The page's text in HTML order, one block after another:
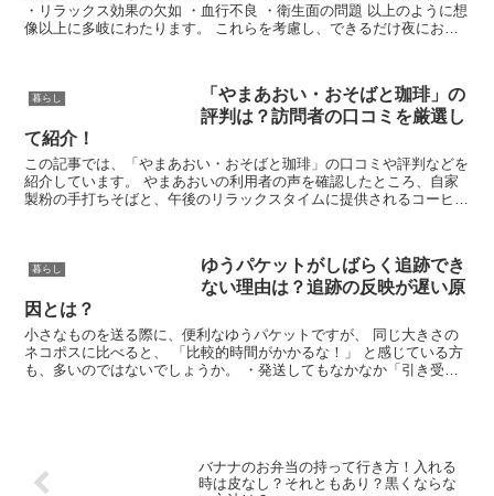
・リラックス効果の欠如 ・血行不良 ・衛生面の問題 以上のように想
像以上に多岐にわたります。 これらを考慮し、できるだけ夜にお風
適な睡眠と清潔を保つためのヒントをお届けしますので、ぜひチェッ
暮らし
「やまあおい・おそばと珈琲」の
評判は？訪問者の口コミを厳選し
て紹介！
この記事では、「やまあおい・おそばと珈琲」の口コミや評判などを
紹介しています。 やまあおいの利用者の声を確認したところ、自家
製粉の手打ちそばと、午後のリラックスタイムに提供されるコーヒー
暮らし
ゆうパケットがしばらく追跡でき
ない理由は？追跡の反映が遅い原
因とは？
小さなものを送る際に、便利なゆうパケットですが、 同じ大きさの
ネコポスに比べると、 「比較的時間がかかるな！」 と感じている方
も、多いのではないでしょうか。 ・発送してもなかなか「引き受
の郵便局に到着し、 そこでデーターの更新をすると「到着」となる
のです。 なので、郵便局が忙しい時期には、 ゆうパケットも時間が
バナナのお弁当の持って行き方！入れる
時は皮なし？それともあり？黒くならな